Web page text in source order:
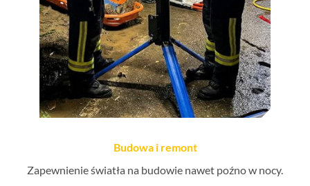
Budowa i remont
Zapewnienie światła na budowie nawet poźno w nocy.